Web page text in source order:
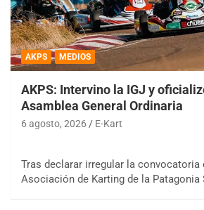
AKPS MEDIOS
AKPS: Intervino la IGJ y
Asamblea General Ordinaria
6 agosto, 2026 E-Kart
Tras declarar irregular la convocatoria
Asociación de Karting de la Patagonia